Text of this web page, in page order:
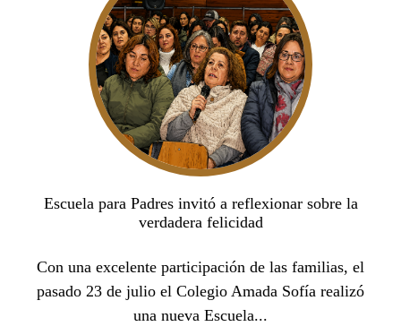
Escuela para Padres invitó a reflexionar sobre la
verdadera felicidad
Con una excelente participación de las familias, el
pasado 23 de julio el Colegio Amada Sofía realizó
una nueva Escuela...